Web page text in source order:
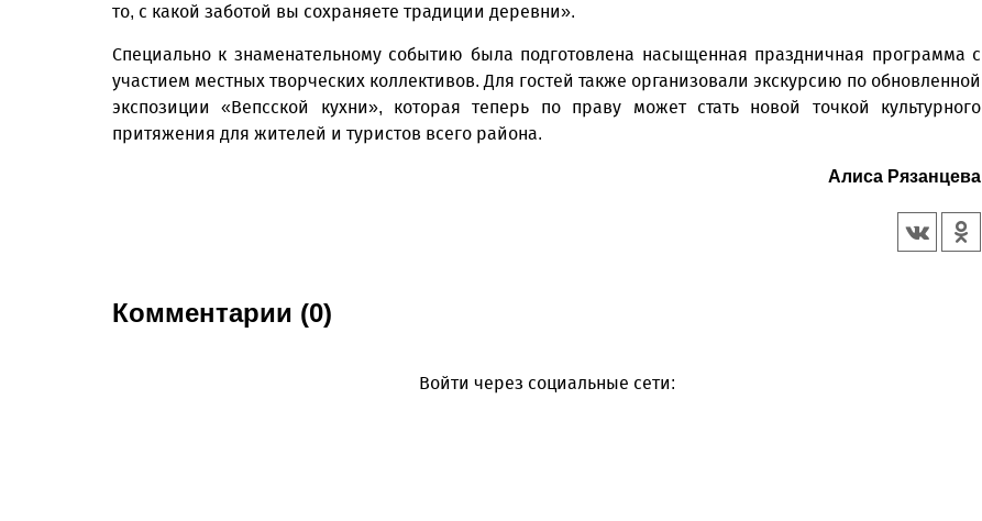
то, с какой заботой вы сохраняете традиции деревни».
Специально к знаменательному событию была подготовлена насыщенная праздничная программа с
участием местных творческих коллективов. Для гостей также организовали экскурсию по обновленной
экспозиции «Вепсской кухни», которая теперь по праву может стать новой точкой культурного
притяжения для жителей и туристов всего района.
Алиса Рязанцева
Комментарии (0)
Войти через социальные сети: